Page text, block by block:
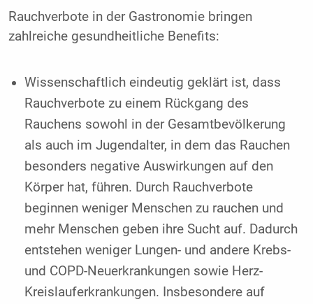
Rauchverbote in der Gastronomie bringen
zahlreiche gesundheitliche Benefits:
Wissenschaftlich eindeutig geklärt ist, dass
Rauchverbote zu einem Rückgang des
Rauchens sowohl in der Gesamtbevölkerung
als auch im Jugendalter, in dem das Rauchen
besonders negative Auswirkungen auf den
Körper hat, führen. Durch Rauchverbote
beginnen weniger Menschen zu rauchen und
mehr Menschen geben ihre Sucht auf. Dadurch
entstehen weniger Lungen- und andere Krebs-
und COPD-Neuerkrankungen sowie Herz-
Kreislauferkrankungen. Insbesondere auf